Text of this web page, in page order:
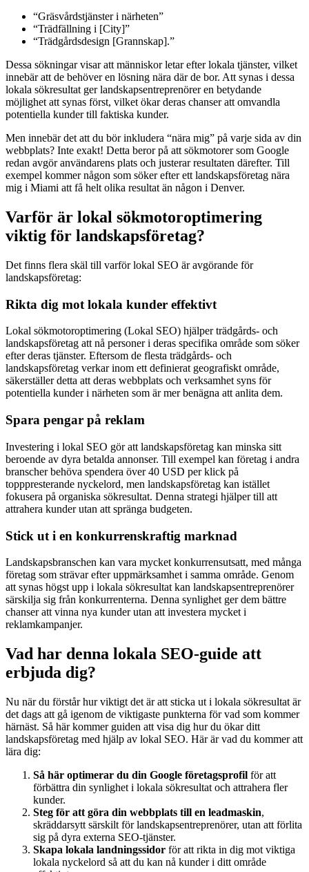
“Gräsvårdstjänster i närheten”
“Trädfällning i [City]”
“Trädgårdsdesign [Grannskap].”
Dessa sökningar visar att människor letar efter lokala tjänster, vilket
innebär att de behöver en lösning nära där de bor. Att synas i dessa
lokala sökresultat ger landskapsentreprenörer en betydande
möjlighet att synas först, vilket ökar deras chanser att omvandla
potentiella kunder till faktiska kunder.
Men innebär det att du bör inkludera “nära mig” på varje sida av din
webbplats? Inte exakt! Detta beror på att sökmotorer som Google
redan avgör användarens plats och justerar resultaten därefter. Till
exempel kommer någon som söker efter ett landskapsföretag nära
mig i Miami att få helt olika resultat än någon i Denver.
Varför är lokal sökmotoroptimering
viktig för landskapsföretag?
Det finns flera skäl till varför lokal SEO är avgörande för
landskapsföretag:
Rikta dig mot lokala kunder effektivt
Lokal sökmotoroptimering (Lokal SEO) hjälper trädgårds- och
landskapsföretag att nå personer i deras specifika område som söker
efter deras tjänster. Eftersom de flesta trädgårds- och
landskapsföretag verkar inom ett definierat geografiskt område,
säkerställer detta att deras webbplats och verksamhet syns för
potentiella kunder i närheten som är mer benägna att anlita dem.
Spara pengar på reklam
Investering i lokal SEO gör att landskapsföretag kan minska sitt
beroende av dyra betalda annonser. Till exempel kan företag i andra
branscher behöva spendera över 40 USD per klick på
topppresterande nyckelord, men landskapsföretag kan istället
fokusera på organiska sökresultat. Denna strategi hjälper till att
attrahera kunder utan att spränga budgeten.
Stick ut i en konkurrenskraftig marknad
Landskapsbranschen kan vara mycket konkurrensutsatt, med många
företag som strävar efter uppmärksamhet i samma område. Genom
att synas högst upp i lokala sökresultat kan landskapsentreprenörer
särskilja sig från konkurrenterna. Denna synlighet ger dem bättre
chanser att vinna nya kunder utan att investera mycket i
reklamkampanjer.
Vad har denna lokala SEO-guide att
erbjuda dig?
Nu när du förstår hur viktigt det är att sticka ut i lokala sökresultat är
det dags att gå igenom de viktigaste punkterna för vad som kommer
härnäst. Så här kommer guiden att visa dig hur du ökar ditt
landskapsföretag med hjälp av lokal SEO. Här är vad du kommer att
lära dig:
Så här optimerar du din Google företagsprofil för att
förbättra din synlighet i lokala sökresultat och attrahera fler
kunder.
Steg för att göra din webbplats till en leadmaskin,
skräddarsytt särskilt för landskapsentreprenörer, utan att förlita
sig på dyra externa SEO-tjänster.
Skapa lokala landningssidor för att rikta in dig mot viktiga
lokala nyckelord så att du kan nå kunder i ditt område